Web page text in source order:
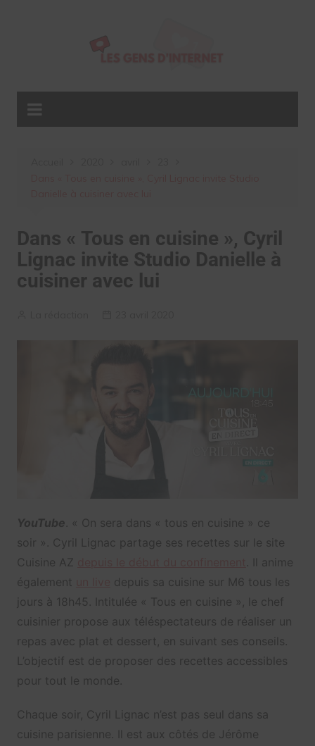
Dans « Tous en cuisine », Cyril
Lignac invite Studio Danielle à
cuisiner avec lui
YouTube . « On sera dans « tous en cuisine » ce
soir ». Cyril Lignac partage ses recettes sur le site
Cuisine AZ
. Il anime
également
depuis sa cuisine sur M6 tous les
jours à 18h45. Intitulée « Tous en cuisine », le chef
cuisinier propose aux téléspectateurs de réaliser un
repas avec plat et dessert, en suivant ses conseils.
L’objectif est de proposer des recettes accessibles
pour tout le monde.
Chaque soir, Cyril Lignac n’est pas seul dans sa
cuisine parisienne. Il est aux côtés de Jérôme